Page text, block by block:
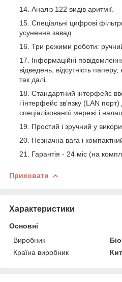
Аналіз 122 видів аритмії.
Спеціальні цифрові
усунення завад.
Три режими роботи:
Інформаційні
відведень, відсутність
так далі.
Стандартний інтерфейс
і інтерфейс зв'язку (LAN
спеціалізованої мережі і
Простий і зручний у
Незначна вага і
Гарантія - 24 міс (на
Приховати
Характеристики
Основні
Виробник
Країна виробник